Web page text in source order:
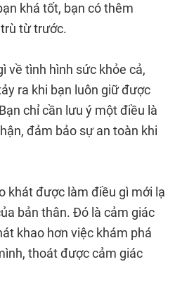
khá tốt, bạn có thêm
từ trước.
về tình hình sức khỏe cả,
ra khi bạn luôn giữ được
chỉ cần lưu ý một điều là
đảm bảo sự an toàn khi
khát được làm điều gì mới lạ
bản thân. Đó là cảm giác
khao hơn việc khám phá
thoát được cảm giác